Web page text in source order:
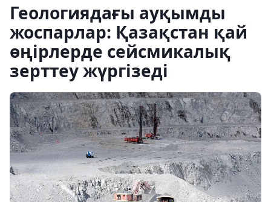
Геологиядағы ауқымды
жоспарлар: Қазақстан қай
өңірлерде сейсмикалық
зерттеу жүргізеді